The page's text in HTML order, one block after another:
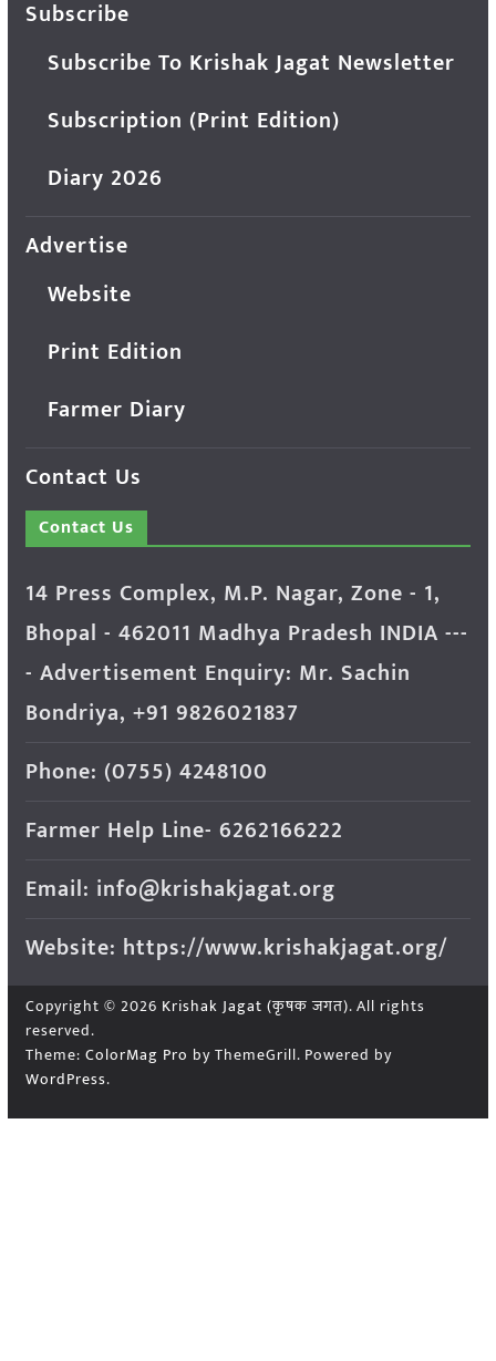
Subscribe
Subscribe To Krishak Jagat Newsletter
Subscription (Print Edition)
Diary 2026
Advertise
Website
Print Edition
Farmer Diary
Contact Us
Contact Us
14 Press Complex, M.P. Nagar, Zone - 1,
Bhopal - 462011 Madhya Pradesh INDIA ---
- Advertisement Enquiry: Mr. Sachin
Bondriya, +91 9826021837
Phone: (0755) 4248100
Farmer Help Line- 6262166222
Email: info@krishakjagat.org
Website: https://www.krishakjagat.org/
Copyright © 2026 Krishak Jagat (कृषक जगत). All rights
reserved.
Theme: ColorMag Pro by ThemeGrill. Powered by
WordPress.